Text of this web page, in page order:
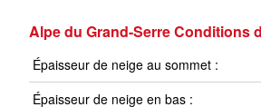
Alpe du Grand-Serre Conditions
Épaisseur de neige au sommet :
Épaisseur de neige en bas :